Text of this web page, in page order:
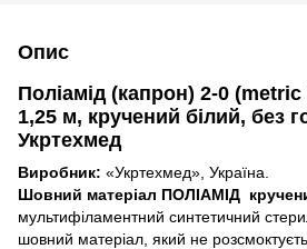
Опис
Поліамід (капрон) 2-0
1,25 м, кручений білий, без
Укртехмед
Виробник: «Укртехмед», Україна.
Шовний матеріал ПОЛІАМІД
мультифіламентний синтетичний
шовний матеріал, який не